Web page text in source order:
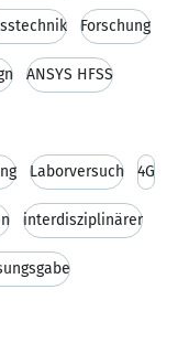
Forschung
ANSYS HFSS
Laborversuch 4G
interdisziplinärer